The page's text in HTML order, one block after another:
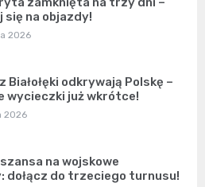
na objazdy!
2026
Białołęki odkrywają Polskę –
wycieczki już wkrótce!
2026
na wojskowe
dołącz do trzeciego turnusu!